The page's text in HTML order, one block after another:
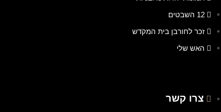
12 השבטים
זכר לחורבן בית המקדש
האש שלי
צרו קשר